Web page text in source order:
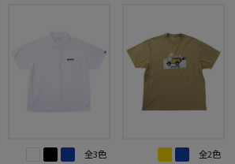
全3色 全2色